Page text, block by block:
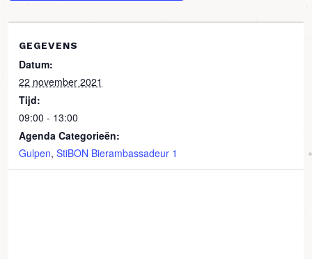
GEGEVENS
Datum:
22 november 2021
Tijd:
09:00 - 13:00
Agenda Categorieën:
Gulpen, StiBON Bierambassadeur 1